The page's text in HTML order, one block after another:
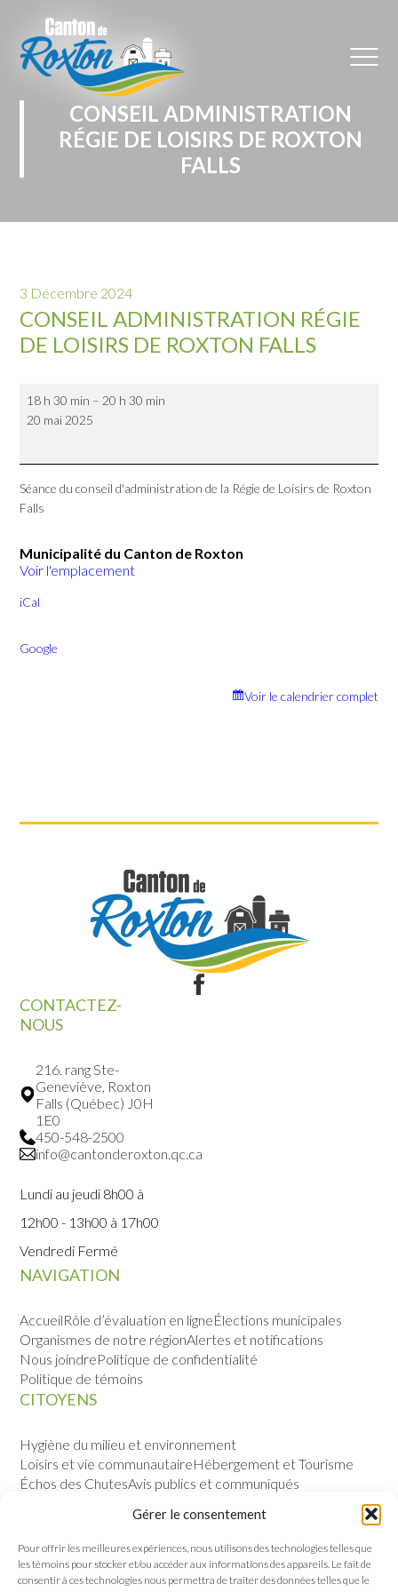
Gérer le consentement
Pour offrir les meilleures expériences, nous utilisons des technologies telles que
les témoins pour stocker et/ou accéder aux informations des appareils. Le fait de
consentir à ces technologies nous permettra de traiter des données telles que le
CONSEIL ADMINISTRATION
RÉGIE DE LOISIRS DE ROXTON
FALLS
3 Décembre 2024
CONSEIL ADMINISTRATION RÉGIE
DE LOISIRS DE ROXTON FALLS
administration
Régie
Roxton
Falls
18 h 30 min – 20 h 30 min
20 mai 2025
Séance du conseil d'administration de la Régie de Loisirs de Roxton
Falls
Municipalité du Canton de Roxton
Voir l'emplacement
iCal
Google
Voir le calendrier complet
NAVIGATION
AccueilRôle d’évaluation en ligneÉlections municipales
Organismes de notre régionAlertes et notifications
Nous joindrePolitique de confidentialité
Politique de témoins
CITOYENS
Hygiène du milieu et environnement
Loisirs et vie communautaireHébergement et Tourisme
Échos des ChutesAvis publics et communiqués
Notre histoirePermis et règlements
Politique de gestion contractuelleConseil municipal
CONTACTEZ-
NOUS
216. rang Ste-
Geneviève, Roxton
Falls (Québec) J0H
1E0
450-548-2500
info@cantonderoxton.qc.ca
Lundi au jeudi 8h00 à
12h00 - 13h00 à 17h00
Vendredi Fermé